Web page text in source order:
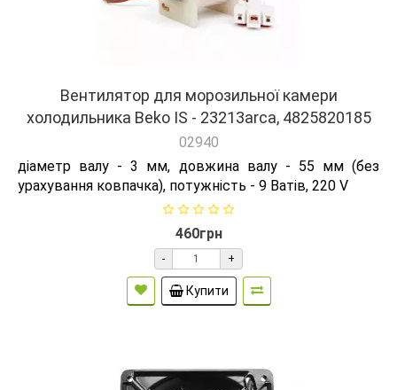
Вентилятор для морозильної камери
холодильника Beko IS - 23213arca, 4825820185
02940
діаметр валу - 3 мм, довжина валу - 55 мм (без
урахування ковпачка), потужність - 9 Ватів, 220 V
460грн
- +
Купити